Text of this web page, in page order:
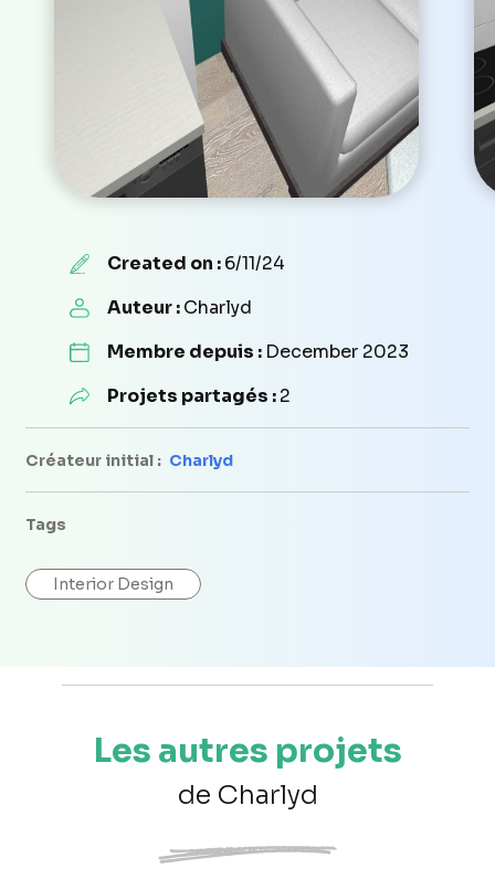
Created on :6/11/24
Auteur :Charlyd
Membre depuis : December 2023
Projets partagés :2
Créateur initial : Charlyd
Tags
Interior Design
Les autres projets
de Charlyd